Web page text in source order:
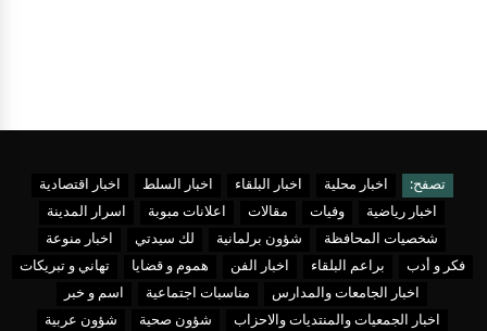
تصفح: اخبار محلية اخبار البلقاء اخبار السلط
اخبار اقتصادية
اخبار رياضية
وفيات مقالات اعلانات مبوبة
اسرار المدينة
شخصيات المحافظة
شؤون برلمانية لك سيدتي
اخبار منوعة
فكر و أدب
براعم البلقاء اخبار الفن هموم و قضايا
تهاني و تبريكات
اخبار الجامعات والمدارس
مناسبات اجتماعية
اسم و خبر
اخبار الجمعيات والمنتديات والاحزاب
شؤون صحية شؤون عربية